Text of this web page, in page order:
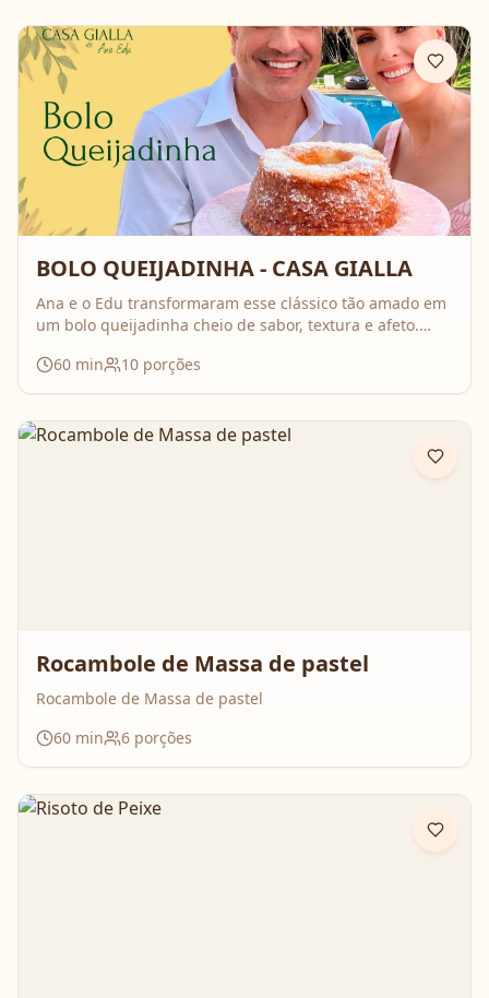
BOLO QUEIJADINHA - CASA GIALLA
Ana e o Edu transformaram esse clássico tão amado em
um bolo queijadinha cheio de sabor, textura e afeto.
que surpreende no resultado e perfuma a casa inteira
enquanto assa. Aperte o play, acompanhe o passo a
impossível de resistir 💛
60 min 10 porções
Rocambole de Massa de pastel
Rocambole de Massa de pastel
60 min 6 porções